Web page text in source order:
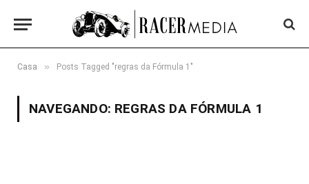
Casa » Posts Tagged "regras da Fórmula 1"
NAVEGANDO: REGRAS DA FÓRMULA 1